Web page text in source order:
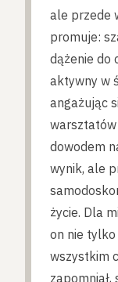
ale przede
promuje:
dążenie do
aktywny w
angażując
warsztatów
dowodem
wynik, ale
życie. Dla
on nie
wszystkim